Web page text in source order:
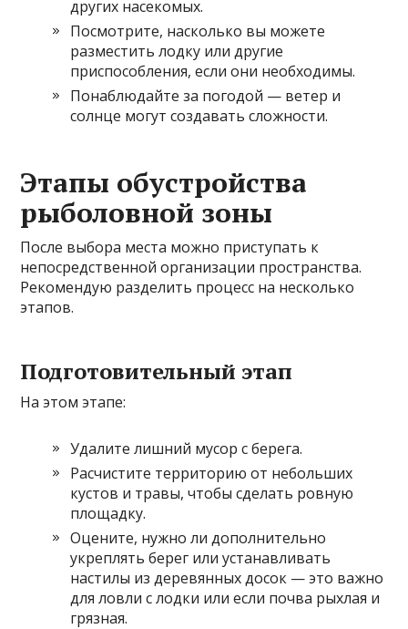
других насекомых.
Посмотрите, насколько вы можете
разместить лодку или другие
приспособления, если они необходимы.
Понаблюдайте за погодой — ветер и
солнце могут создавать сложности.
Этапы обустройства
рыболовной зоны
После выбора места можно приступать к
непосредственной организации пространства.
Рекомендую разделить процесс на несколько
этапов.
Подготовительный этап
На этом этапе:
Удалите лишний мусор с берега.
Расчистите территорию от небольших
кустов и травы, чтобы сделать ровную
площадку.
Оцените, нужно ли дополнительно
укреплять берег или устанавливать
настилы из деревянных досок — это важно
для ловли с лодки или если почва рыхлая и
грязная.